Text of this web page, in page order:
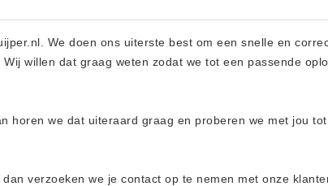
We doen ons uiterste best om een snelle en
willen dat graag weten zodat we tot een passende
horen we dat uiteraard graag en proberen we met jou
verzoeken we je contact op te nemen met onze